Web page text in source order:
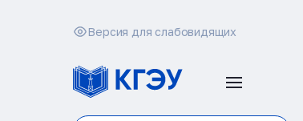
Версия для слабовидящих